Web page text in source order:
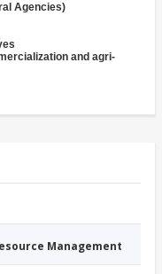
Agencies)
and agri-
Management